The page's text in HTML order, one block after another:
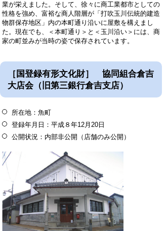
業が栄えました。そして、徐々に商工業都市としての
性格を強め、富裕な商人階層が「打吹玉川伝統的建造
物群保存地区」内の本町通り沿いに屋敷を構えまし
た。現在でも、＜本町通り＞と＜玉川沿い＞には、商
家の町並みが当時の姿で保存されています。
［国登録有形文化財］ 協同組合倉吉
大店会（旧第三銀行倉吉支店）
所在地：魚町
登録年月日：平成８年12月20日
公開状況：内部非公開（店舗のみ公開）